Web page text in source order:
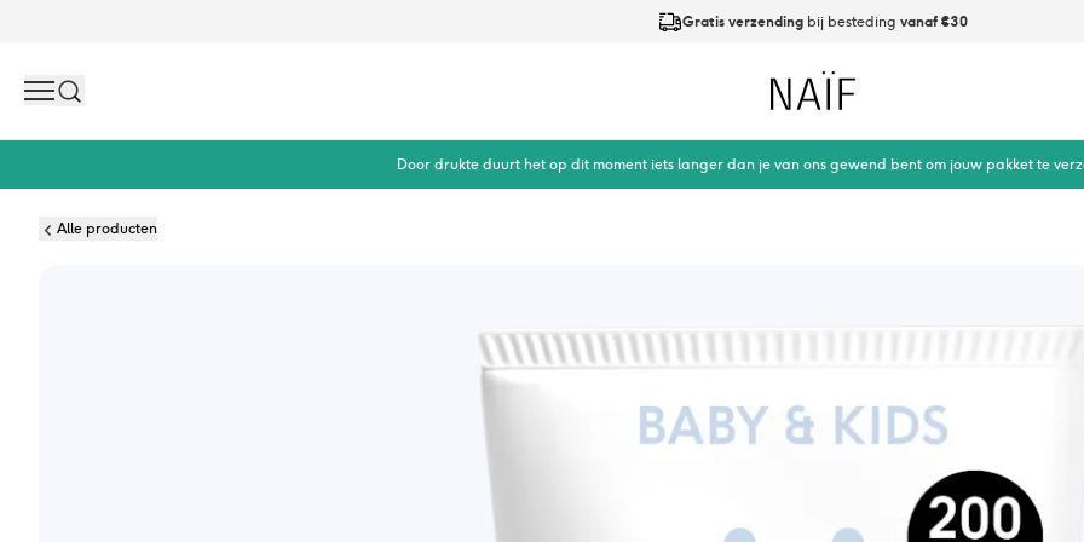
Gratis verzending bij besteding vanaf €30
Search Naïf
Door drukte duurt het op dit moment iets langer dan je van ons gewend bent om jouw pakket te
Alle producten